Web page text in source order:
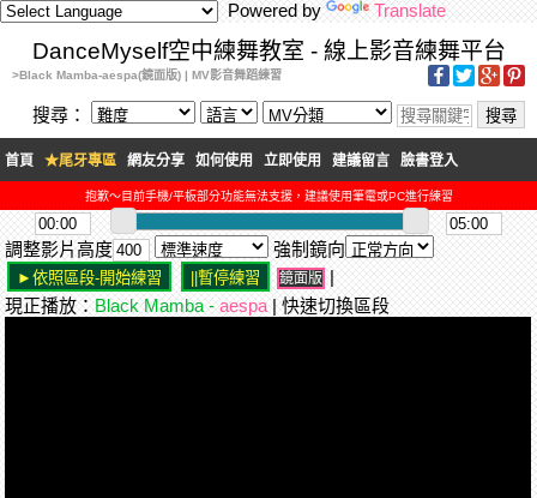
Powered by Translate
DanceMyself空中練舞教室 - 線上影音練舞平台
>Black Mamba-aespa(鏡面版) | MV影音舞蹈練習
搜尋：
首頁 ★尾牙專區 網友分享 如何使用 立即使用 建議留言 臉書登入
抱歉～目前手機/平板部分功能無法支援，建議使用筆電或PC進行練習
調整影片高度 強制鏡向
鏡面版 |
現正播放： Black Mamba -aespa | 快速切換區段